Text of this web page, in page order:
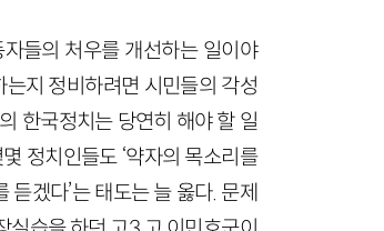
들의 처우를 개선하는 일이야
지 정비하려면 시민들의 각성
한국정치는 당연히 해야 할 일
정치인들도 ‘약자의 목소리를
겠다’는 태도는 늘 옳다. 문제